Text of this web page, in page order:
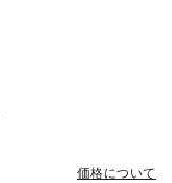
価格について